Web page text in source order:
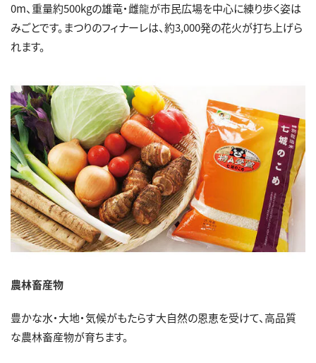
0m、重量約500kgの雄竜・雌龍が市民広場を中心に練り歩く姿は
みごとです。まつりのフィナーレは、約3,000発の花火が打ち上げら
れます。
農林畜産物
豊かな水・大地・気候がもたらす大自然の恩恵を受けて、高品質
な農林畜産物が育ちます。